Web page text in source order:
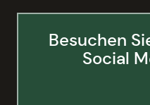
Besuchen
Social